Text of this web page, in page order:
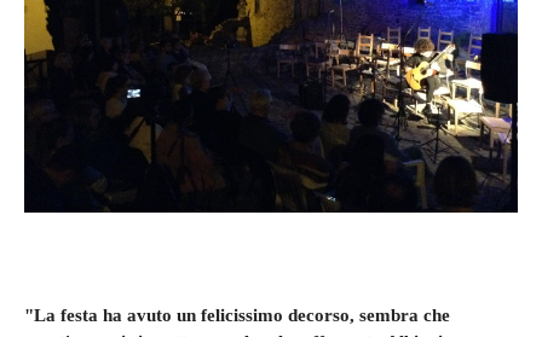
"La festa ha avuto un felicissimo decorso, sembra che